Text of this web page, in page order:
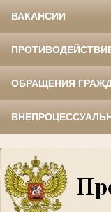
ВАКАНСИИ
ОБРАЩЕНИЯ